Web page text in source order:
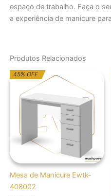
espaço de trabalho. Faça o
a experiência de manicure
Produtos Relacionados
45% OFF
Mesa de Manicure Ewtk-
408002
O
preço
original
560,02€.
O
preço
atual
308,02€.